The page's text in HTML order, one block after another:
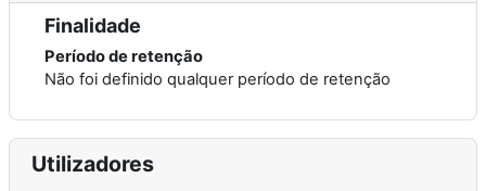
Finalidade
Período de retenção
Não foi definido qualquer período de retenção
Utilizadores